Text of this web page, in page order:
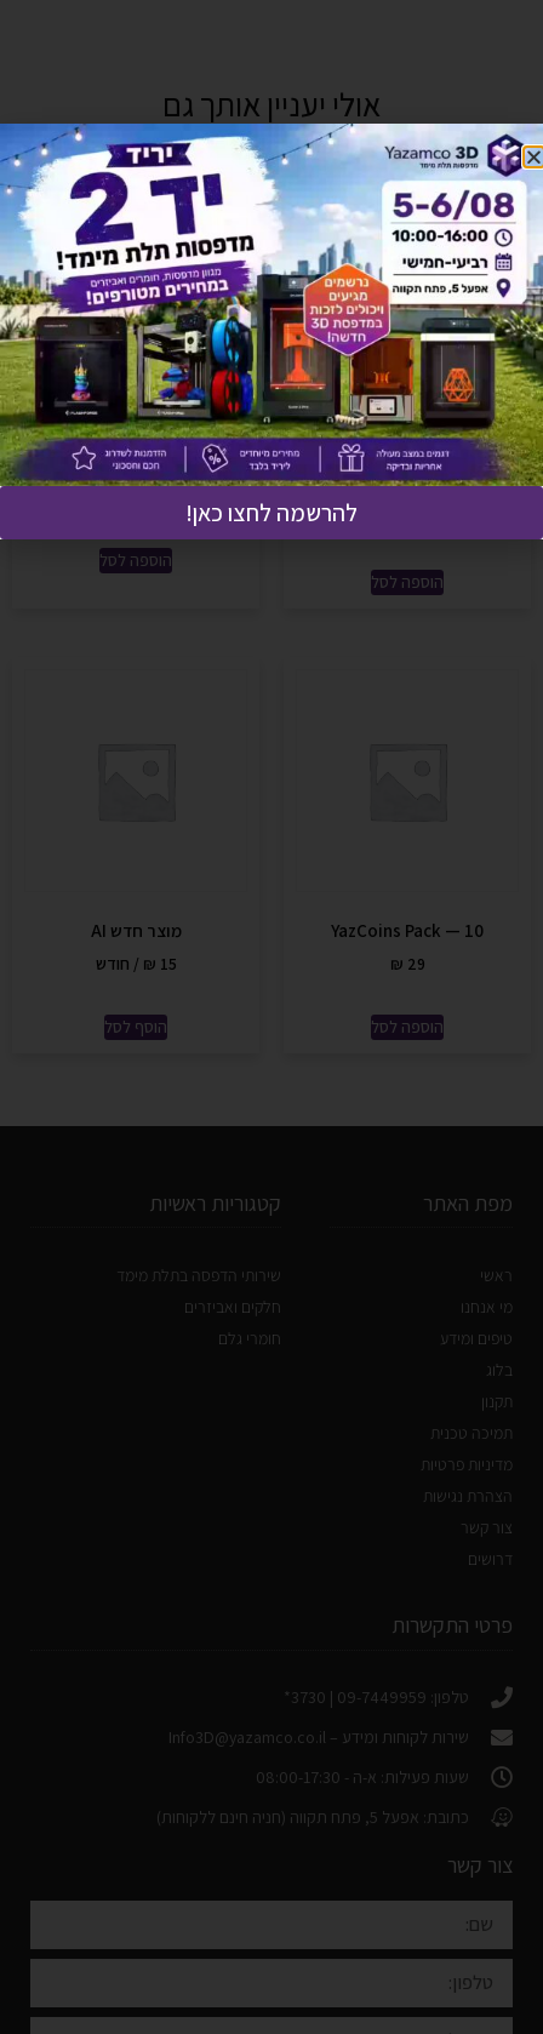
אולי יעניין אותך גם
YazCoins Pack — 250 (Best
Value)
הוספה לסל
YazCoins Pack — 100
הוספה לסל
YazCoins Pack — 10
₪ 29
הוספה לסל
מוצר חדש AI
₪ 15 / חודש
הוסף לסל
מפת האתר
ראשי
מי אנחנו
טיפים ומידע
בלוג
תקנון
תמיכה טכנית
מדיניות פרטיות
הצהרת נגישות
צור קשר
דרושים
קטגוריות ראשיות
שירותי הדפסה בתלת מימד
חלקים ואביזרים
חומרי גלם
פרטי התקשרות
טלפון: 09-7449959 | 3730*
שירות לקוחות ומידע – Info3D@yazamco.co.il
שעות פעילות: א-ה - 08:00-17:30
כתובת: אפעל 5, פתח תקווה (חניה חינם ללקוחות)
צור קשר
להרשמה לחצו כאן!